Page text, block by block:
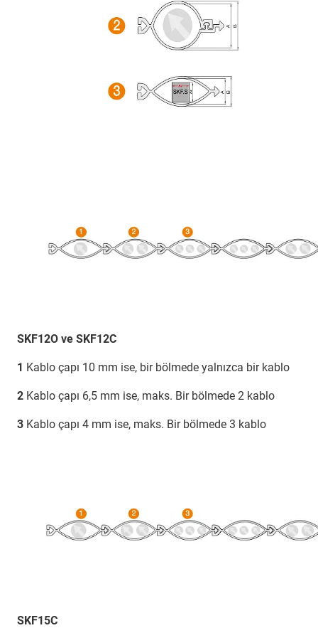
SKF12O ve SKF12C
1 Kablo çapı 10 mm ise, bir bölmede yalnızca bir kablo
2 Kablo çapı 6,5 mm ise, maks. Bir bölmede 2 kablo
3 Kablo çapı 4 mm ise, maks. Bir bölmede 3 kablo
SKF15C